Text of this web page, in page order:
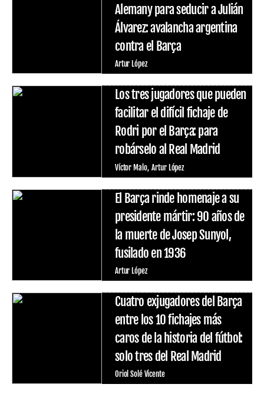
Alemany para seducir a Julián
Álvarez: avalancha argentina
contra el Barça
Artur López
Los tres jugadores que pueden
facilitar el difícil fichaje de
Rodri por el Barça: para
robárselo al Real Madrid
Víctor Malo Artur López
El Barça rinde homenaje a su
presidente mártir: 90 años de
la muerte de Josep Sunyol,
fusilado en 1936
Artur López
Cuatro exjugadores del Barça
entre los 10 fichajes más
caros de la historia del fútbol:
solo tres del Real Madrid
Oriol Solé Vicente